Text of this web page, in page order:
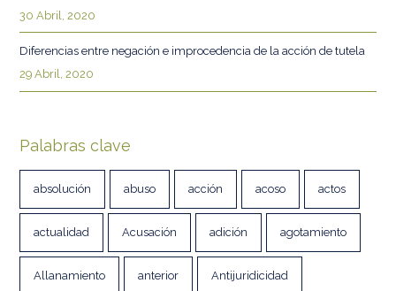
30 Abril, 2020
Diferencias entre negación e improcedencia de la acción de tutela
29 Abril, 2020
Palabras clave
absolución abuso acción acoso actos
actualidad Acusación adición agotamiento
Allanamiento anterior Antijuridicidad